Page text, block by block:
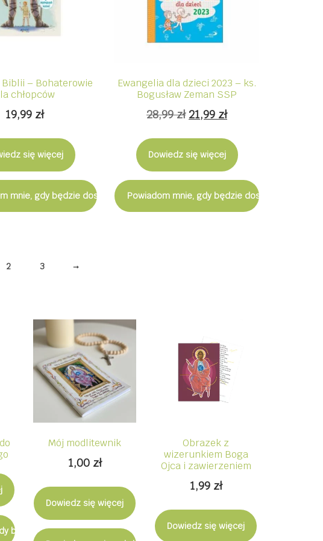
– Bohaterowie
chłopców
19,99 zł
się więcej
mnie, gdy będzie dostępny
Ewangelia dla dzieci 2023 – ks.
Bogusław Zeman SSP
28,99zł Pierwotna
wynosiła:
28,99 zł.
21,99 złAktualna
wynosi:
21,99 zł.
Dowiedz się więcej
Powiadom mnie, gdy będzie dostępny
2 3 →
będzie dostępny
Mój modlitewnik
1,00 zł
Dowiedz się więcej
Obrazek z
wizerunkiem Boga
Ojca i zawierzeniem
1,99 zł
Dowiedz się więcej